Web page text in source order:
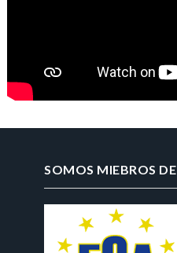
SOMOS MIEBROS DE